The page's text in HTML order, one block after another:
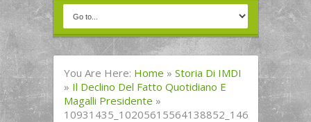
You Are Here: Home » Storia Di IMDI
» Il Declino Del Fatto Quotidiano E
Magalli Presidente »